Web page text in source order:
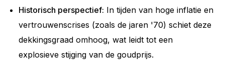
Historisch perspectief: In tijden van hoge inflatie en
vertrouwenscrises (zoals de jaren '70) schiet deze
dekkingsgraad omhoog, wat leidt tot een
explosieve stijging van de goudprijs.